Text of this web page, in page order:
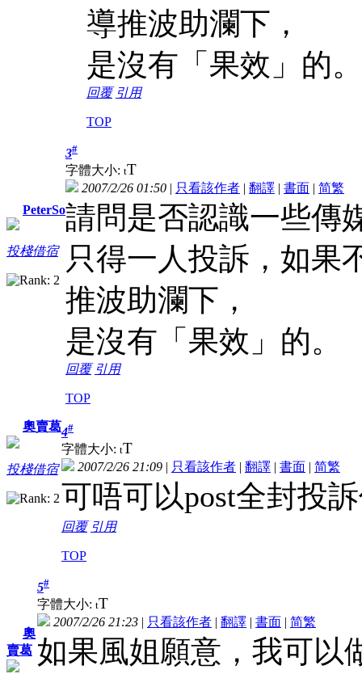
導推波助瀾下，
是沒有「果效」的。
回覆 引用
TOP
PeterSo
投棧借宿
3#
字體大小: tT
2007/2/26 01:50 | 只看該作者 | 翻譯 | 書面 | 简繁
請問是否認識一些傳
只得一人投訴，如果
推波助瀾下，
是沒有「果效」的。
回覆 引用
TOP
奧賣葛
投棧借宿
4#
字體大小: tT
2007/2/26 21:09 | 只看該作者 | 翻譯 | 書面 | 简繁
可唔可以post全封投
回覆 引用
TOP
奧
賣葛
5#
字體大小: tT
2007/2/26 21:23 | 只看該作者 | 翻譯 | 書面 | 简繁
如果風姐願意，我可以